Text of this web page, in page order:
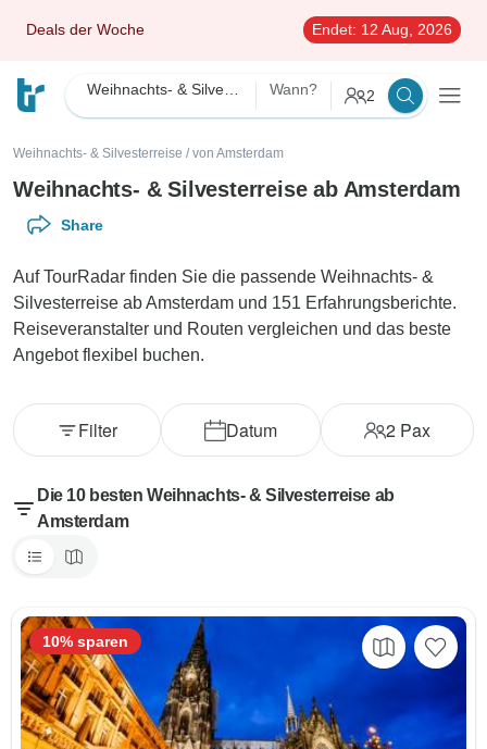
Deals der Woche Endet: 12 Aug, 2026
Wann? 2
Weihnachts- & Silvesterreise / von Amsterdam
Weihnachts- & Silvesterreise ab Amsterdam
Share
Auf TourRadar finden Sie die passende Weihnachts- &
Silvesterreise ab Amsterdam und 151 Erfahrungsberichte.
Reiseveranstalter und Routen vergleichen und das beste
Angebot flexibel buchen.
Datum 2 Pax
Filter
Die 10 besten Weihnachts- & Silvesterreise ab
Amsterdam
10% sparen